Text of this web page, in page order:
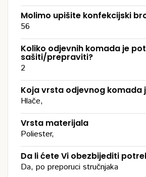
Molimo upišite konfekcijski
56
Koliko odjevnih komada je
sašiti/prepraviti?
2
Koja vrsta odjevnog komada
Hlače,
Vrsta materijala
Poliester,
Da li ćete Vi obezbijediti
Da, po preporuci stručnjaka